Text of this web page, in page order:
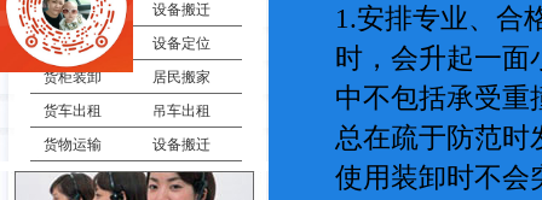
吊车出租
设备搬迁
机器移位
设备定位
货柜装卸
居民搬家
货车出租
吊车出租
货物运输
设备搬迁
1.安排专业、合
时，会升起一面
中不包括承受重
总在疏于防范时
使用装卸时不会